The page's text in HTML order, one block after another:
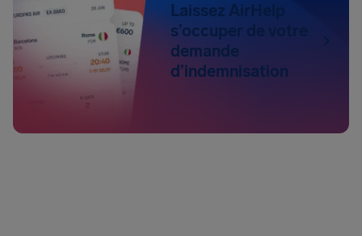
Laissez AirHelp
s’occuper de votre
demande
d’indemnisation